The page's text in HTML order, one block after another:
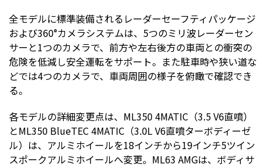
全モデルに標準装備されるレーダーセーフティパッケージ
および360°カメラシステムは、5つのミリ波レーダーセン
サーと1つのカメラで、前方や左右後方の車両との衝突の
危険を低減し安全運転をサポート。また駐車時や狭い道な
どでは4つのカメラで、車両周囲の様子を俯瞰で確認でき
る。
各モデルの詳細変更点は、ML350 4MATIC（3.5 V6直噴）
とML350 BlueTEC 4MATIC（3.0L V6直噴ターボディーゼ
ル）は、アルミホイールを18インチから19インチ5ツイン
スポークアルミホイールへ変更。ML63 AMGは、ボディサ